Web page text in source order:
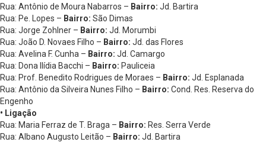
Rua: Antônio de Moura Nabarros – Bairro: Jd. Bartira
Rua: Pe. Lopes – Bairro: São Dimas
Rua: Jorge Zohlner – Bairro: Jd. Morumbi
Rua: João D. Novaes Filho – Bairro: Jd. das Flores
Rua: Avelina F. Cunha – Bairro: Jd. Camargo
Rua: Dona Ilídia Bacchi – Bairro: Pauliceia
Rua: Prof. Benedito Rodrigues de Moraes – Bairro: Jd. Esplanada
Rua: Antônio da Silveira Nunes Filho – Bairro: Cond. Res. Reserva do
Engenho
• Ligação
Rua: Maria Ferraz de T. Braga – Bairro: Res. Serra Verde
Rua: Albano Augusto Leitão – Bairro: Jd. Bartira